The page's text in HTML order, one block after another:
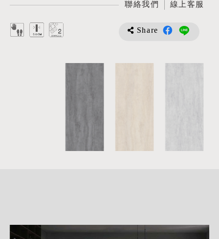
聯絡我們 線上客服
Share
介